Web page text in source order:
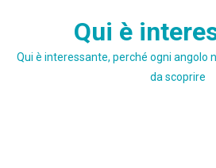
Qui è
Qui è interessante, perché ogni angolo
da scoprire